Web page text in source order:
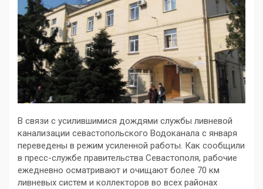
В связи с усилившимися дождями службы ливневой
канализации севастопольского Водоканала с января
переведены в режим усиленной работы. Как сообщили
в пресс-службе правительства Севастополя, рабочие
ежедневно осматривают и очищают более 70 км
ливневых систем и коллекторов во всех районах